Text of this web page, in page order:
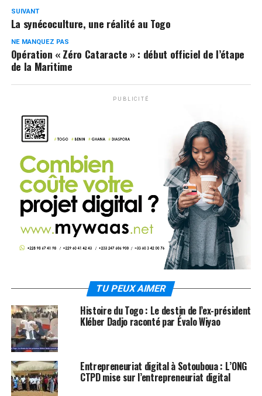
SUIVANT
La synécoculture, une réalité au Togo
NE MANQUEZ PAS
Opération « Zéro Cataracte » : début officiel de l’étape
de la Maritime
PUBLICITÉ
TU PEUX AIMER
Histoire du Togo : Le destin de l’ex-président
Kléber Dadjo raconté par Évalo Wiyao
Entrepreneuriat digital à Sotouboua : L’ONG
CTPD mise sur l’entrepreneuriat digital